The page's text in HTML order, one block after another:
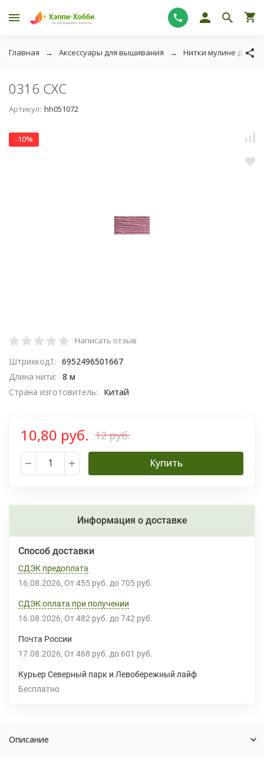
Главная Аксессуары для вышивания Нитки мулине для
0316 СХС
Артикул: hh051072
-10%
Написать отзыв
Штрихкод1: 6952496501667
Длина нити: 8 м
Страна изготовитель:
Китай
10,80 руб. 12 руб.
Купить
Информация о доставке
Способ доставки
СДЭК предоплата
16.08.2026 От 455 руб. до 705 руб.
СДЭК оплата при получении
16.08.2026 От 482 руб. до 742 руб.
Почта России
17.08.2026 От 468 руб. до 601 руб.
Курьер Северный парк и Левобережный лайф
Бесплатно
Описание